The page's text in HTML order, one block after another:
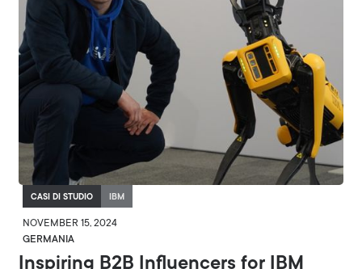
CASI DI STUDIO IBM
NOVEMBER 15, 2024
GERMANIA
Inspiring B2B Influencers for IBM